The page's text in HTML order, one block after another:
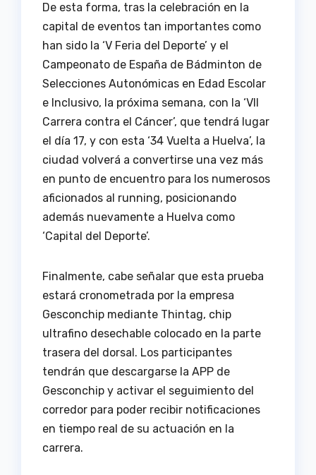
De esta forma, tras la celebración en la
capital de eventos tan importantes como
han sido la ‘V Feria del Deporte’ y el
Campeonato de España de Bádminton de
Selecciones Autonómicas en Edad Escolar
e Inclusivo, la próxima semana, con la ‘VII
Carrera contra el Cáncer’, que tendrá lugar
el día 17, y con esta ‘34 Vuelta a Huelva’, la
ciudad volverá a convertirse una vez más
en punto de encuentro para los numerosos
aficionados al running, posicionando
además nuevamente a Huelva como
‘Capital del Deporte’.
Finalmente, cabe señalar que esta prueba
estará cronometrada por la empresa
Gesconchip mediante Thintag, chip
ultrafino desechable colocado en la parte
trasera del dorsal. Los participantes
tendrán que descargarse la APP de
Gesconchip y activar el seguimiento del
corredor para poder recibir notificaciones
en tiempo real de su actuación en la
carrera.